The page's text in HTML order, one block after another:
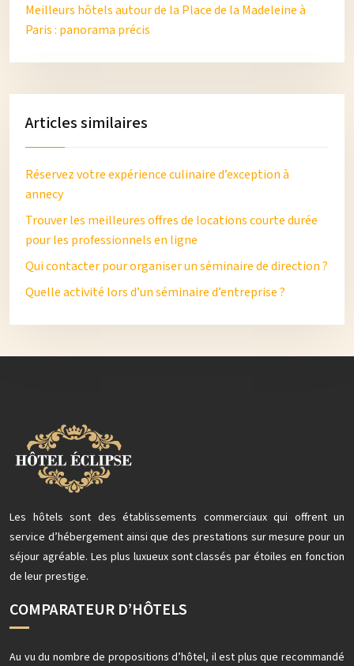
Meilleurs hôtels autour de la Place de la Madeleine à
Paris : panorama précis
Articles similaires
Réservez votre expérience culinaire d’exception à
annecy
Trouver les meilleures offres de locations courte durée
pour les professionnels en ligne
Qui contacter pour organiser un séminaire de direction ?
Quelle activité lors d’un séminaire d’entreprise ?
Les hôtels sont des établissements commerciaux qui offrent un
service d’hébergement ainsi que des prestations sur mesure pour un
séjour agréable. Les plus luxueux sont classés par étoiles en fonction
de leur prestige.
COMPARATEUR D’HÔTELS
Au vu du nombre de propositions d’hôtel, il est plus que recommandé